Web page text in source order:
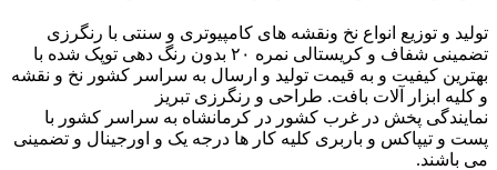
تولید و توزیع انواع نخ ونقشه های کامپیوتری و سنتی با رنگرزی
تضمینی شفاف و کریستالی نمره ۲۰ بدون رنگ دهی توپک شده با
بهترین کیفیت و به قیمت تولید و ارسال به سراسر کشور نخ و نقشه
و کلیه ابزار آلات بافت. طراحی و رنگرزی تبریز
نمایندگی پخش در غرب کشور در کرمانشاه به سراسر کشور با
پست و تیپاکس و باربری کلیه کار ها درجه یک و اورجینال و تضمینی
می باشند.